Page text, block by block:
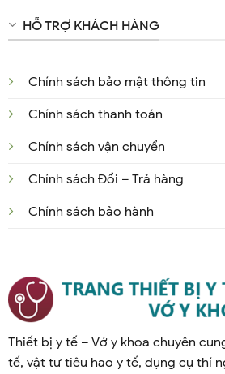
HỖ TRỢ KHÁCH HÀNG
Chính sách bảo mật thông tin
Chính sách thanh toán
Chính sách vận chuyển
Chính sách Đổi – Trả hàng
Chính sách bảo hành
Thiết bị y tế – Vớ y khoa chuyên
tế, vật tư tiêu hao y tế, dụng cụ thí